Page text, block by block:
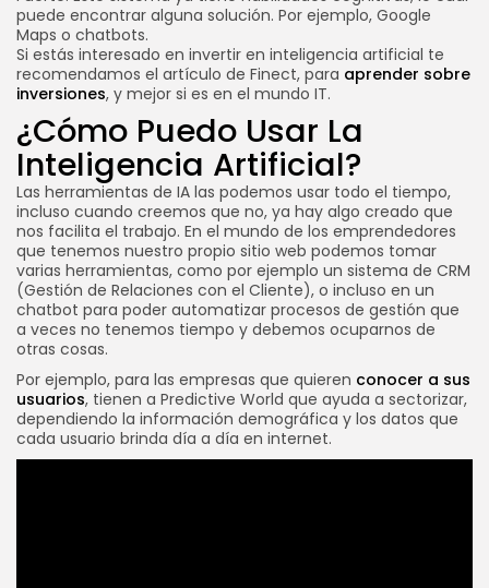
puede encontrar alguna solución. Por ejemplo, Google
Maps o chatbots.
Si estás interesado en invertir en inteligencia artificial te
recomendamos el artículo de Finect, para aprender sobre
inversiones, y mejor si es en el mundo IT.
¿Cómo Puedo Usar La
Inteligencia Artificial?
Las herramientas de IA las podemos usar todo el tiempo,
incluso cuando creemos que no, ya hay algo creado que
nos facilita el trabajo. En el mundo de los emprendedores
que tenemos nuestro propio sitio web podemos tomar
varias herramientas, como por ejemplo un sistema de CRM
(Gestión de Relaciones con el Cliente), o incluso en un
chatbot para poder automatizar procesos de gestión que
a veces no tenemos tiempo y debemos ocuparnos de
otras cosas.
Por ejemplo, para las empresas que quieren conocer a sus
usuarios, tienen a Predictive World que ayuda a sectorizar,
dependiendo la información demográfica y los datos que
cada usuario brinda día a día en internet.